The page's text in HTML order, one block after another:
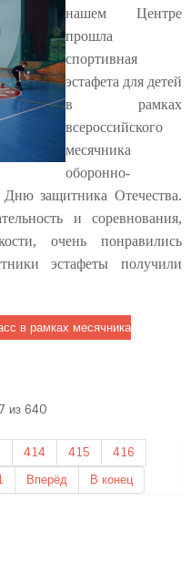
нашем Центре
прошла
спортивная
эстафета для детей
в рамках
всероссийского
месячника
оборонно-
защитника Отечества.
и соревнования,
очень понравились
эстафеты получили
в рамках месячника
из 640
414 415
416
Вперёд В конец